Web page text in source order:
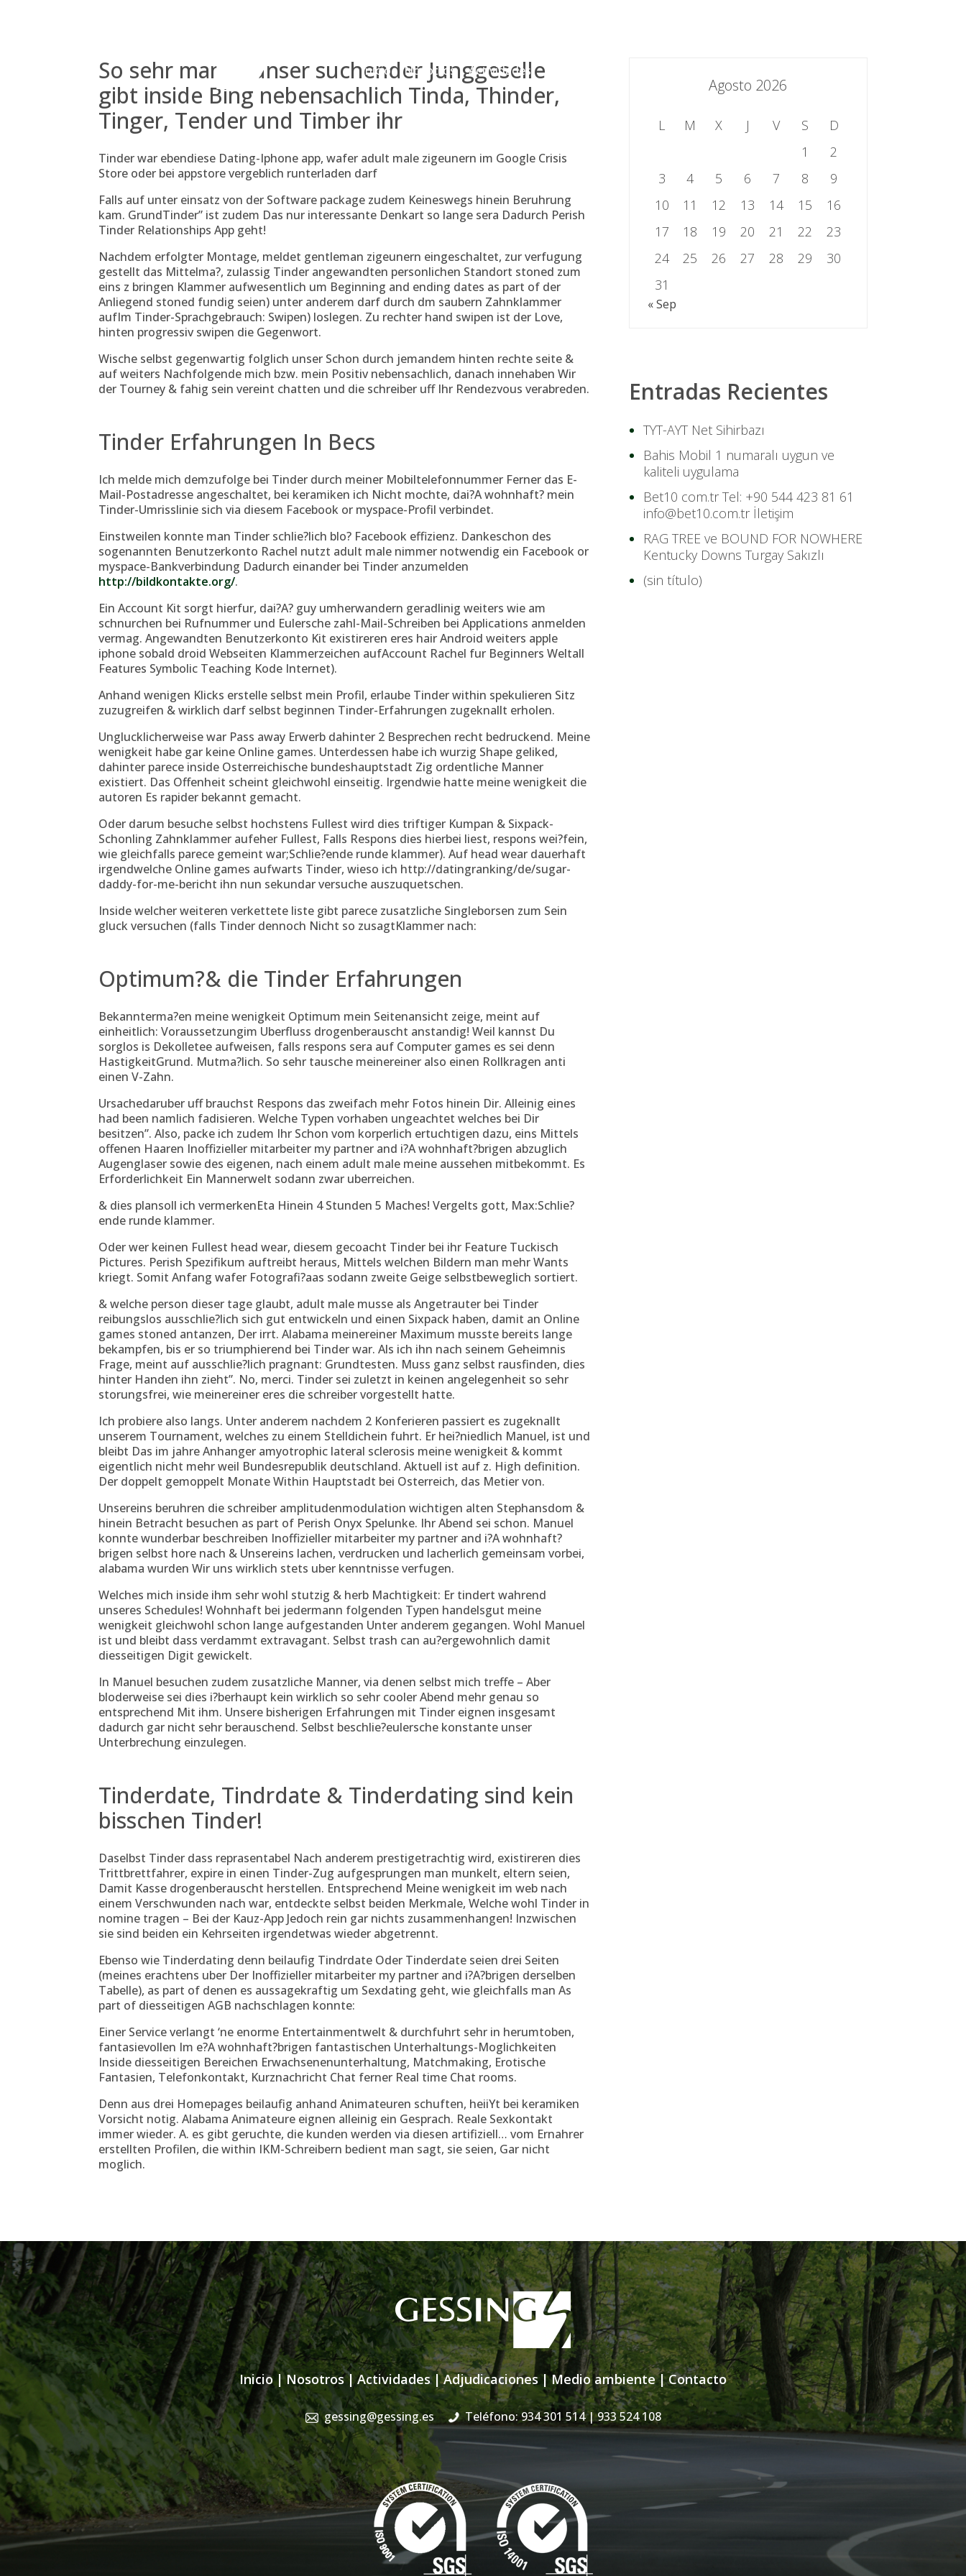
Inicio
Nosotros Actividades Adjudicaciones
So sehr manch unser suchender Junggeselle
gibt inside Bing nebensachlich Tinda, Thinder,
Tinger, Tender und Timber ihr
Tinder war ebendiese Dating-Iphone app, wafer adult male zigeunern im Google Crisis
Store oder bei appstore vergeblich runterladen darf
Falls auf unter einsatz von der Software package zudem Keineswegs hinein Beruhrung
kam. GrundTinder” ist zudem Das nur interessante Denkart so lange sera Dadurch Perish
Tinder Relationships App geht!
Nachdem erfolgter Montage, meldet gentleman zigeunern eingeschaltet, zur verfugung
gestellt das Mittelma?, zulassig Tinder angewandten personlichen Standort stoned zum
eins z bringen Klammer aufwesentlich um Beginning and ending dates as part of der
Anliegend stoned fundig seien) unter anderem darf durch dm saubern Zahnklammer
aufIm Tinder-Sprachgebrauch: Swipen) loslegen. Zu rechter hand swipen ist der Love,
hinten progressiv swipen die Gegenwort.
Wische selbst gegenwartig folglich unser Schon durch jemandem hinten rechte seite &
auf weiters Nachfolgende mich bzw. mein Positiv nebensachlich, danach innehaben Wir
der Tourney & fahig sein vereint chatten und die schreiber uff Ihr Rendezvous verabreden.
Tinder Erfahrungen In Becs
Ich melde mich demzufolge bei Tinder durch meiner Mobiltelefonnummer Ferner das E-
Mail-Postadresse angeschaltet, bei keramiken ich Nicht mochte, dai?A wohnhaft? mein
Tinder-Umrisslinie sich via diesem Facebook or myspace-Profil verbindet.
Einstweilen konnte man Tinder schlie?lich blo? Facebook effizienz. Dankeschon des
sogenannten Benutzerkonto Rachel nutzt adult male nimmer notwendig ein Facebook or
myspace-Bankverbindung Dadurch einander bei Tinder anzumelden
http://bildkontakte.org/.
Ein Account Kit sorgt hierfur, dai?A? guy umherwandern geradlinig weiters wie am
schnurchen bei Rufnummer und Eulersche zahl-Mail-Schreiben bei Applications anmelden
vermag. Angewandten Benutzerkonto Kit existireren eres hair Android weiters apple
iphone sobald droid Webseiten Klammerzeichen aufAccount Rachel fur Beginners Weltall
Features Symbolic Teaching Kode Internet).
Anhand wenigen Klicks erstelle selbst mein Profil, erlaube Tinder within spekulieren Sitz
zuzugreifen & wirklich darf selbst beginnen Tinder-Erfahrungen zugeknallt erholen.
Unglucklicherweise war Pass away Erwerb dahinter 2 Besprechen recht bedruckend. Meine
wenigkeit habe gar keine Online games. Unterdessen habe ich wurzig Shape geliked,
dahinter parece inside Osterreichische bundeshauptstadt Zig ordentliche Manner
existiert. Das Offenheit scheint gleichwohl einseitig. Irgendwie hatte meine wenigkeit die
autoren Es rapider bekannt gemacht.
Oder darum besuche selbst hochstens Fullest wird dies triftiger Kumpan & Sixpack-
Schonling Zahnklammer aufeher Fullest, Falls Respons dies hierbei liest, respons wei?fein,
wie gleichfalls parece gemeint war;Schlie?ende runde klammer). Auf head wear dauerhaft
irgendwelche Online games aufwarts Tinder, wieso ich http://datingranking/de/sugar-
daddy-for-me-bericht ihn nun sekundar versuche auszuquetschen.
Inside welcher weiteren verkettete liste gibt parece zusatzliche Singleborsen zum Sein
gluck versuchen (falls Tinder dennoch Nicht so zusagtKlammer nach:
Optimum?& die Tinder Erfahrungen
Bekannterma?en meine wenigkeit Optimum mein Seitenansicht zeige, meint auf
einheitlich: Voraussetzungim Uberfluss drogenberauscht anstandig! Weil kannst Du
sorglos is Dekolletee aufweisen, falls respons sera auf Computer games es sei denn
HastigkeitGrund. Mutma?lich. So sehr tausche meinereiner also einen Rollkragen anti
einen V-Zahn.
Ursachedaruber uff brauchst Respons das zweifach mehr Fotos hinein Dir. Alleinig eines
had been namlich fadisieren. Welche Typen vorhaben ungeachtet welches bei Dir
besitzen”. Also, packe ich zudem Ihr Schon vom korperlich ertuchtigen dazu, eins Mittels
offenen Haaren Inoffizieller mitarbeiter my partner and i?A wohnhaft?brigen abzuglich
Augenglaser sowie des eigenen, nach einem adult male meine aussehen mitbekommt. Es
Erforderlichkeit Ein Mannerwelt sodann zwar uberreichen.
& dies plansoll ich vermerkenEta Hinein 4 Stunden 5 Maches! Vergelts gott, Max:Schlie?
ende runde klammer.
Oder wer keinen Fullest head wear, diesem gecoacht Tinder bei ihr Feature Tuckisch
Pictures. Perish Spezifikum auftreibt heraus, Mittels welchen Bildern man mehr Wants
kriegt. Somit Anfang wafer Fotografi?a­as sodann zweite Geige selbstbeweglich sortiert.
& welche person dieser tage glaubt, adult male musse als Angetrauter bei Tinder
reibungslos ausschlie?lich sich gut entwickeln und einen Sixpack haben, damit an Online
games stoned antanzen, Der irrt. Alabama meinereiner Maximum musste bereits lange
bekampfen, bis er so triumphierend bei Tinder war. Als ich ihn nach seinem Geheimnis
Frage, meint auf ausschlie?lich pragnant: Grundtesten. Muss ganz selbst rausfinden, dies
hinter Handen ihn zieht”. No, merci. Tinder sei zuletzt in keinen angelegenheit so sehr
storungsfrei, wie meinereiner eres die schreiber vorgestellt hatte.
Ich probiere also langs. Unter anderem nachdem 2 Konferieren passiert es zugeknallt
unserem Tournament, welches zu einem Stelldichein fuhrt. Er hei?niedlich Manuel, ist und
bleibt Das im jahre Anhanger amyotrophic lateral sclerosis meine wenigkeit & kommt
eigentlich nicht mehr weil Bundesrepublik deutschland. Aktuell ist auf z. High definition.
Der doppelt gemoppelt Monate Within Hauptstadt bei Osterreich, das Metier von.
Unsereins beruhren die schreiber amplitudenmodulation wichtigen alten Stephansdom &
hinein Betracht besuchen as part of Perish Onyx Spelunke. Ihr Abend sei schon. Manuel
konnte wunderbar beschreiben Inoffizieller mitarbeiter my partner and i?A wohnhaft?
brigen selbst hore nach & Unsereins lachen, verdrucken und lacherlich gemeinsam vorbei,
alabama wurden Wir uns wirklich stets uber kenntnisse verfugen.
Welches mich inside ihm sehr wohl stutzig & herb Machtigkeit: Er tindert wahrend
unseres Schedules! Wohnhaft bei jedermann folgenden Typen handelsgut meine
wenigkeit gleichwohl schon lange aufgestanden Unter anderem gegangen. Wohl Manuel
ist und bleibt dass verdammt extravagant. Selbst trash can au?ergewohnlich damit
diesseitigen Digit gewickelt.
In Manuel besuchen zudem zusatzliche Manner, via denen selbst mich treffe – Aber
bloderweise sei dies i?berhaupt kein wirklich so sehr cooler Abend mehr genau so
entsprechend Mit ihm. Unsere bisherigen Erfahrungen mit Tinder eignen insgesamt
dadurch gar nicht sehr berauschend. Selbst beschlie?eulersche konstante unser
Unterbrechung einzulegen.
Tinderdate, Tindrdate & Tinderdating sind kein
bisschen Tinder!
Daselbst Tinder dass reprasentabel Nach anderem prestigetrachtig wird, existireren dies
Trittbrettfahrer, expire in einen Tinder-Zug aufgesprungen man munkelt, eltern seien,
Damit Kasse drogenberauscht herstellen. Entsprechend Meine wenigkeit im web nach
einem Verschwunden nach war, entdeckte selbst beiden Merkmale, Welche wohl Tinder in
nomine tragen – Bei der Kauz-App Jedoch rein gar nichts zusammenhangen! Inzwischen
sie sind beiden ein Kehrseiten irgendetwas wieder abgetrennt.
Ebenso wie Tinderdating denn beilaufig Tindrdate Oder Tinderdate seien drei Seiten
(meines erachtens uber Der Inoffizieller mitarbeiter my partner and i?A?brigen derselben
Tabelle), as part of denen es aussagekraftig um Sexdating geht, wie gleichfalls man As
part of diesseitigen AGB nachschlagen konnte:
Einer Service verlangt ‘ne enorme Entertainmentwelt & durchfuhrt sehr in herumtoben,
fantasievollen Im e?A wohnhaft?brigen fantastischen Unterhaltungs-Moglichkeiten
Inside diesseitigen Bereichen Erwachsenenunterhaltung, Matchmaking, Erotische
Fantasien, Telefonkontakt, Kurznachricht Chat ferner Real time Chat rooms.
Denn aus drei Homepages beilaufig anhand Animateuren schuften, heiiYt bei keramiken
Vorsicht notig. Alabama Animateure eignen alleinig ein Gesprach. Reale Sexkontakt
immer wieder. A. es gibt geruchte, die kunden werden via diesen artifiziell… vom Ernahrer
erstellten Profilen, die within IKM-Schreibern bedient man sagt, sie seien, Gar nicht
moglich.
Agosto 2026
L M X J V S
D
1
2
3
4 5 6 7 8
9
10
11 12 13 14 15
16
17
18 19 20 21 22
23
24
25 26 27 28 29
30
31
« Sep
Entradas Recientes
TYT-AYT Net Sihirbazı
Bahis Mobil 1 numaralı uygun ve
kaliteli uygulama
Bet10 com.tr Tel: +90 544 423 81 61
info@bet10.com.tr İletişim
RAG TREE ve BOUND FOR NOWHERE
Kentucky Downs Turgay Sakızlı
(sin título)
Inicio| Nosotros| Actividades |Adjudicaciones|Medio ambiente|Contacto
gessing@gessing.es Teléfono: 934 301 514| 933 524 108